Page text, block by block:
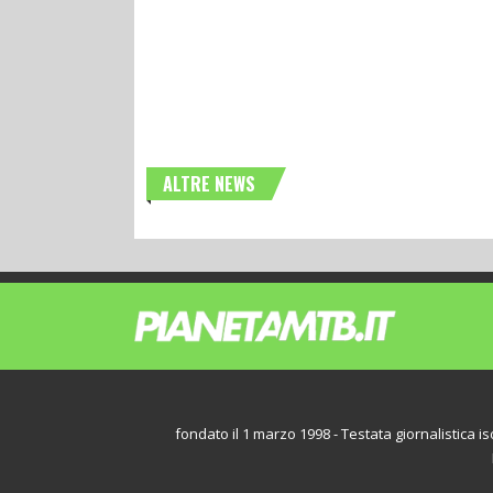
ALTRE NEWS
fondato il 1 marzo 1998 - Testata giornalistica